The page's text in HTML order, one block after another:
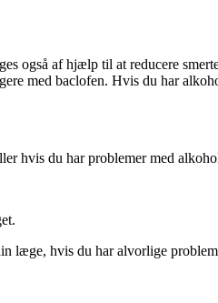
også af hjælp til at reducere
med baclofen. Hvis du har
hvis du har problemer med
læge, hvis du har alvorlige